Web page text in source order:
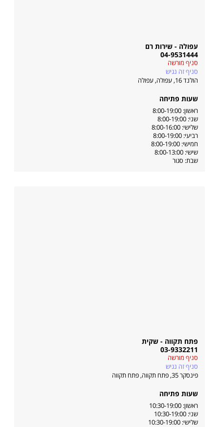
עפולה - שירות רם
04-9531444
סניף מורשה
סניף זה נגיש
הולנד 16, עפולה
,עפולה
שעות פתיחה
ראשון: 8:00-19:00
שני: 8:00-19:00
שלישי: 8:00-16:00
רביעי: 8:00-19:00
חמישי: 8:00-19:00
שישי: 8:00-13:00
שבת: סגור
פתח תקווה - שקית
03-9332211
סניף מורשה
סניף זה נגיש
פינסקר 35, פתח תקווה
,פתח תקווה
שעות פתיחה
ראשון: 10:30-19:00
שני: 10:30-19:00
שלישי: 10:30-19:00